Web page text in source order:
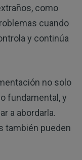
como
cuando
y continúa
no solo
fundamental, y
a abordarla.
también pueden